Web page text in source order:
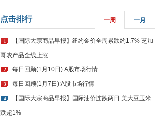
点击排行 一周 一月
1 【国际大宗商品早报】纽约金价全周累跌约1.7% 芝加
哥农产品全线上涨
2 每日回顾(1月10日):A股市场行情
3 每日回顾(1月7日):A股市场行情
4 【国际大宗商品早报】国际油价连跌两日 美大豆玉米
跌超1%